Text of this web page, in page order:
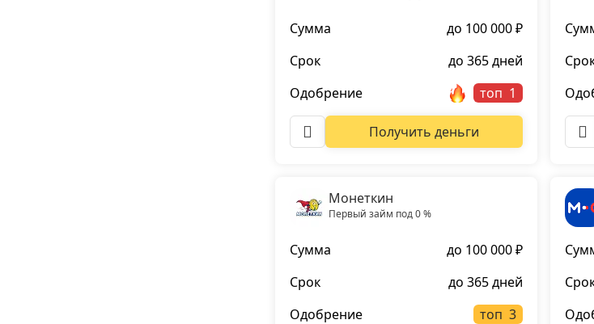
Сумма
до 100 000 ₽
Срок
до 365 дней
Одобрение
топ
Получить деньги
Монеткин
Первый займ под 0 %
Сумма
до 100 000 ₽
Срок
до 365 дней
Одобрение
топ